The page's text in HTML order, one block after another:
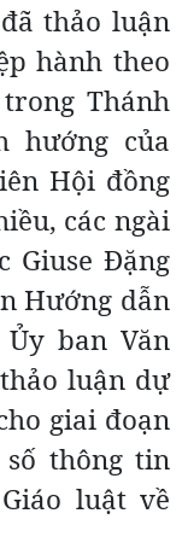
thảo luận
hành theo
Thánh
hướng của
Hội đồng
các ngài
Giuse Đặng
Hướng dẫn
ban Văn
luận dự
giai đoạn
số thông tin
luật về